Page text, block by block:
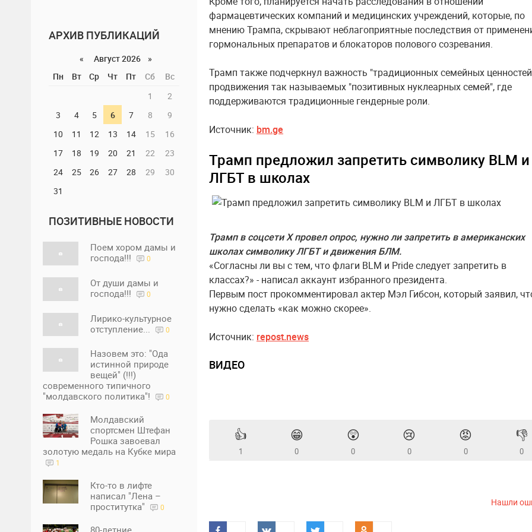
АРХИВ ПУБЛИКАЦИЙ
«
Август 2026 »
Пн
Вт Ср Чт Пт Сб
Вс
1
2
3
4 5 6 7 8
9
10
11 12 13 14 15
16
17
18 19 20 21 22
23
24
25 26 27 28 29
30
31
ПОЗИТИВНЫЕ НОВОСТИ
Поем хором дамы и
господа!!!
0
От души дамы и
господа!!!
0
Лирико-культурное
отступление...
0
Назовем это: "Ода
истинной природе
вещей" (!!!)
современного типичного
"молдавского политика"!
0
Молдавский
спортсмен Штефан
Рошка завоевал
золотую медаль на Кубке мира
1
Кто-то в лифте
написал "Лена –
проститутка"
0
фармацевтических компаний и медицинских учреждений, которые, по
мнению Трампа, скрывают неблагоприятные последствия от
гормональных препаратов и блокаторов полового созревания.
Трамп также подчеркнул важность "традиционных семейных
продвижения так называемых "позитивных нуклеарных семей", где
поддерживаются традиционные гендерные роли.
Источник: bm.ge
Трамп предложил запретить символику BLM и
ЛГБТ в школах
Трамп в соцсети Х провел опрос, нужно ли запретить в американских
школах символику ЛГБТ и движения БЛМ.
«Согласны ли вы с тем, что флаги BLM и Pride следует запретить в
классах?» - написал аккаунт избранного президента.
Первым пост прокомментировал актер Мэл Гибсон, который заявил,
нужно сделать «как можно скорее».
Источник: repost.news
ВИДЕО
👍
1
😁
0
😲
0
😢
0
😡
0
👎
0
Нашли